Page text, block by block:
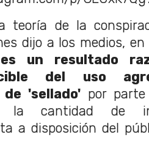
teoría de la
dijo a los medios,
un resultado
del uso
'sellado' por
la cantidad de
a disposición del